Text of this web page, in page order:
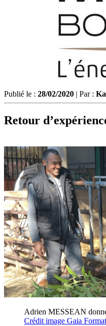
Publié le : 28/02/2020 | Par :
Retour
Adrien MESSEAN
Crédit image Gaia